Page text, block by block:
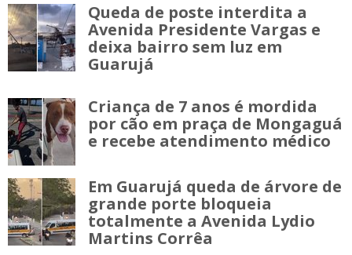
Queda de poste interdita a
Avenida Presidente Vargas e
deixa bairro sem luz em
Guarujá
Criança de 7 anos é mordida
por cão em praça de Mongaguá
e recebe atendimento médico
Em Guarujá queda de árvore de
grande porte bloqueia
totalmente a Avenida Lydio
Martins Corrêa